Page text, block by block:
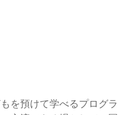
を預けて学べるプログ